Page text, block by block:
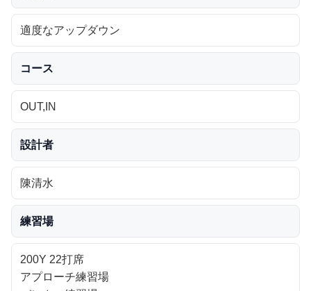
適度なアップダウン
コース
OUT,IN
設計者
陳清水
練習場
200Y 22打席
アプローチ練習場